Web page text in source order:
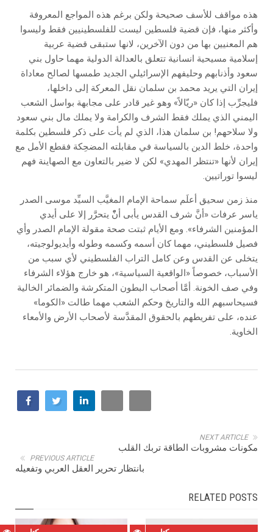
هذه مواقف للأسف صحيحة ولكن برغم هذه المواجع المعروفة
وأكثر منها، فإن قضية فلسطين ليست للفلسطينيين فقط وليسوا
هم المعنيين بها من دون الآخرين، لانها ستبقى قضية عربية
إسلامية مسيحية انسانية تتعلق بالعدالة الدولية مهما حاول بني
سعود وأذنابهم وحليفهم الإسرائيلي الجديد طمسها لصالح معاداة
إيران التي يريد محمد بن سلمان نقل المعركة إلى داخلها،
فليجرِّب إذا كان «ريّالاً» وهو غير قادر على مجابهة بواسل الشعب
اليمني الذي يملك فقط الشرف والكرامة ولا يملك مال بني سعود
ولا سلاحهم! بن سلمان هذا، الذي لم يأت على ذكر فلسطين بكلمة
واحدة، خلط الدين بالسياسة في مقابلته المضحِكة فقطع الأمل مع
إيران لأنها «تنتظر المهدي» لكن لا ضير بالتعاون مع الصهاينة فهم
ليسوا توراتيين.
منذ زمن سحيق أعلَم سماحة الإمام المغيَّب السيِّد موسى الصدر
ياسر عرفات «أنَّ شرف القدس يأبى أنّْ يتحرَّر إلا على أيدي
المؤمنين الشرفاء». ومع الأيام ثبتت صحة مقولة الإمام الصدر وأي
فصيل فلسطيني، مهما كان أسمه وكسمه وطوله وأيديولوجيته،
يتخلى عن القدس وعن كامل التراب الفلسطيني لأي سبب من
الأسباب، خصوصاً «الواقعية السياسية»، هو خارج هؤلاء الشرفاء
وفي صف الخونة. أمَّا أصحاب البطون المتكرشة والضمائر الخالية
فسيحاسبهم الله والتاريخ وحكم الشعب مهما طالت «الكوما»
عنده، على تفريطهم بالحقوق المقدَّسة لأصحاب الأرض والأمعاء
الخاوية.
NEXT ARTICLE
مكونات مشروبات الطاقة تربك القلب
PREVIOUS ARTICLE
بانتظار تحرير العقل العربي وتفعيله
RELATED POSTS